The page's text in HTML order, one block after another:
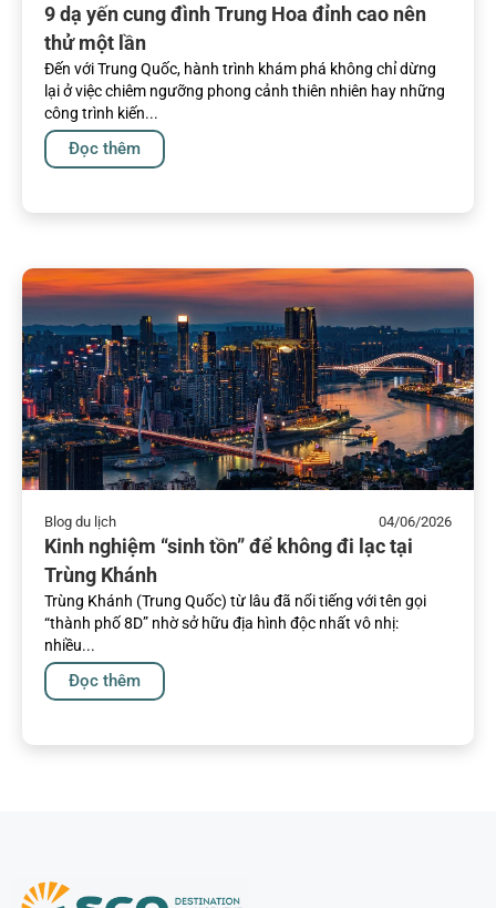
9 dạ yến cung đình Trung Hoa đỉnh cao nên
thử một lần
Đến với Trung Quốc, hành trình khám phá không chỉ dừng
lại ở việc chiêm ngưỡng phong cảnh thiên nhiên hay những
công trình kiến...
Đọc thêm
Blog du lịch 04/06/2026
Kinh nghiệm “sinh tồn” để không đi lạc tại
Trùng Khánh
Trùng Khánh (Trung Quốc) từ lâu đã nổi tiếng với tên gọi
“thành phố 8D” nhờ sở hữu địa hình độc nhất vô nhị:
nhiều...
Đọc thêm